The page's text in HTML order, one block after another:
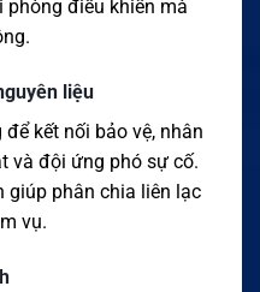
điều khiển mà
liệu
kết nối bảo vệ, nhân
và đội ứng phó sự cố.
giúp phân chia liên lạc
vụ.